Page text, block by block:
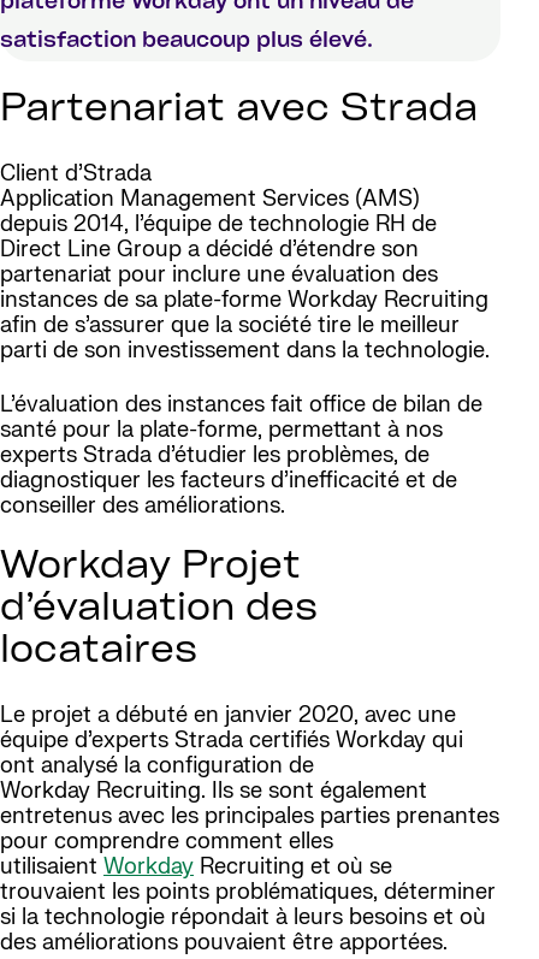
satisfaction beaucoup plus élevé.
Partenariat avec Strada
Client d’Strada
Application Management Services (AMS)
depuis 2014, l’équipe de technologie RH de
Direct Line Group a décidé d’étendre son
partenariat pour inclure une évaluation des
instances de sa plate-forme Workday Recruiting
afin de s’assurer que la société tire le meilleur
parti de son investissement dans la technologie.
L’évaluation des instances fait office de bilan de
santé pour la plate-forme, permettant à nos
experts Strada d’étudier les problèmes, de
diagnostiquer les facteurs d’inefficacité et de
conseiller des améliorations.
Workday Projet
d’évaluation des
locataires
Le projet a débuté en janvier 2020, avec une
équipe d’experts Strada certifiés Workday qui
ont analysé la configuration de
Workday Recruiting. Ils se sont également
entretenus avec les principales parties prenantes
pour comprendre comment elles
utilisaient Workday Recruiting et où se
trouvaient les points problématiques, déterminer
si la technologie répondait à leurs besoins et où
des améliorations pouvaient être apportées.